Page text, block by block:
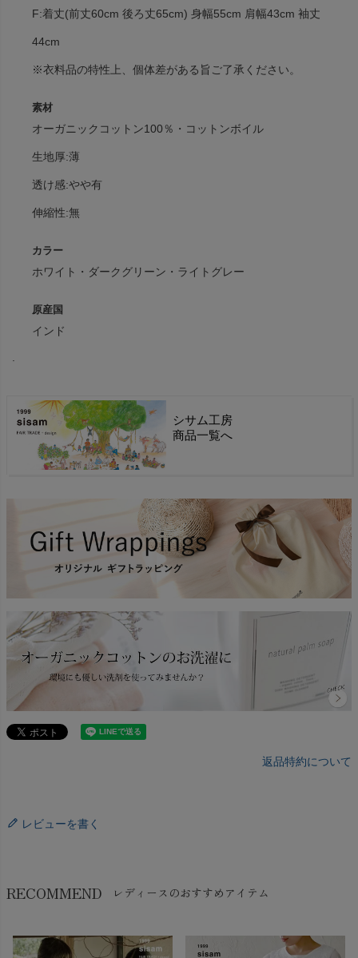
F:着丈(前丈60cm 後ろ丈65cm) 身幅55cm 肩幅43cm 袖丈
44cm
※衣料品の特性上、個体差がある旨ご了承ください。
素材
オーガニックコットン100％・コットンボイル
生地厚:薄
透け感:やや有
伸縮性:無
カラー
ホワイト・ダークグリーン・ライトグレー
原産国
インド
.
シサム工房
商品一覧へ
返品特約について
レビューを書く
RECOMMEND レディースのおすすめアイテム